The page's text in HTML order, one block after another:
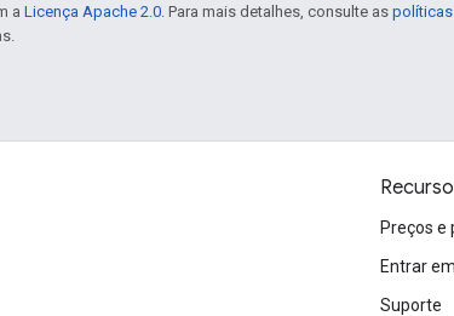
a Licença Apache 2.0 . Para mais detalhes, consulte as
Preços e
Entrar
Suporte